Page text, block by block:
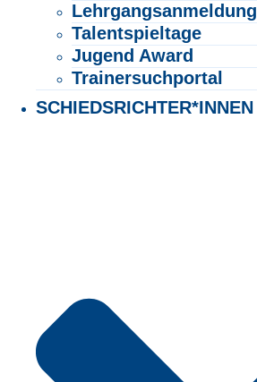
Lehrgangsanmeldung
Talentspieltage
Jugend Award
Trainersuchportal
SCHIEDSRICHTER*INNEN